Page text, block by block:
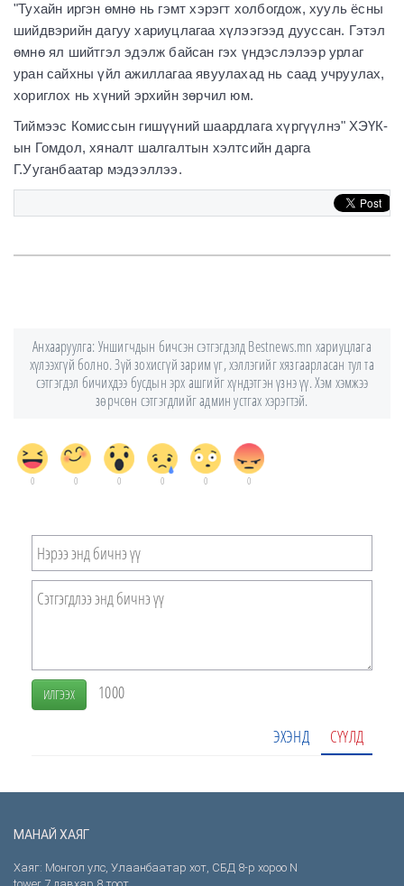
"Тухайн иргэн өмнө нь гэмт хэрэгт холбогдож, хууль ёсны
шийдвэрийн дагуу хариуцлагаа хүлээгээд дууссан. Гэтэл
өмнө ял шийтгэл эдэлж байсан гэх үндэслэлээр урлаг
уран сайхны үйл ажиллагаа явуулахад нь саад учруулах,
хориглох нь хүний эрхийн зөрчил юм.
Тиймээс Комиссын гишүүний шаардлага хүргүүлнэ" ХЭҮК-
ын Гомдол, хяналт шалгалтын хэлтсийн дарга
Г.Ууганбаатар мэдээллээ.
Анхааруулга: Уншигчдын бичсэн сэтгэгдэлд Bestnews.mn хариуцлага
хүлээхгүй болно. Зүй зохисгүй зарим үг, хэллэгийг хязгаарласан тул та
сэтгэгдэл бичихдээ бусдын эрх ашгийг хүндэтгэн үзнэ үү. Хэм хэмжээ
зөрчсөн сэтгэгдлийг админ устгах хэрэгтэй.
0 0 0 0 0 0
ИЛГЭЭХ 1000
ЭХЭНД СҮҮЛД
МАНАЙ ХАЯГ
Хаяг: Монгол улс, Улаанбаатар хот, СБД 8-р хороо N